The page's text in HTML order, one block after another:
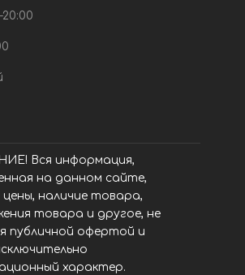
Вся информация,
на данном сайте,
цены, наличие товара,
товара и другое, не
публичной офертой и
характер.